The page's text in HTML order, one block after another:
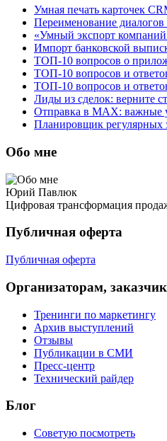
Умная печать карточек
Переименование
«Умный экспорт компаний
Импорт банковской
ТОП-10 вопросов о
ТОП-10 вопросов и
ТОП-10 вопросов и
Лиды из сделок: верните
Отправка в MAX: важные
Планировщик регулярных
Обо мне
Юрий Павлюк
Цифровая трансформация
Публичная оферта
Публичная оферта
Организаторам,
Тренинги по маркетингу
Архив выступлений
Отзывы
Публикации в СМИ
Пресс-центр
Технический райдер
Блог
Советую посмотреть